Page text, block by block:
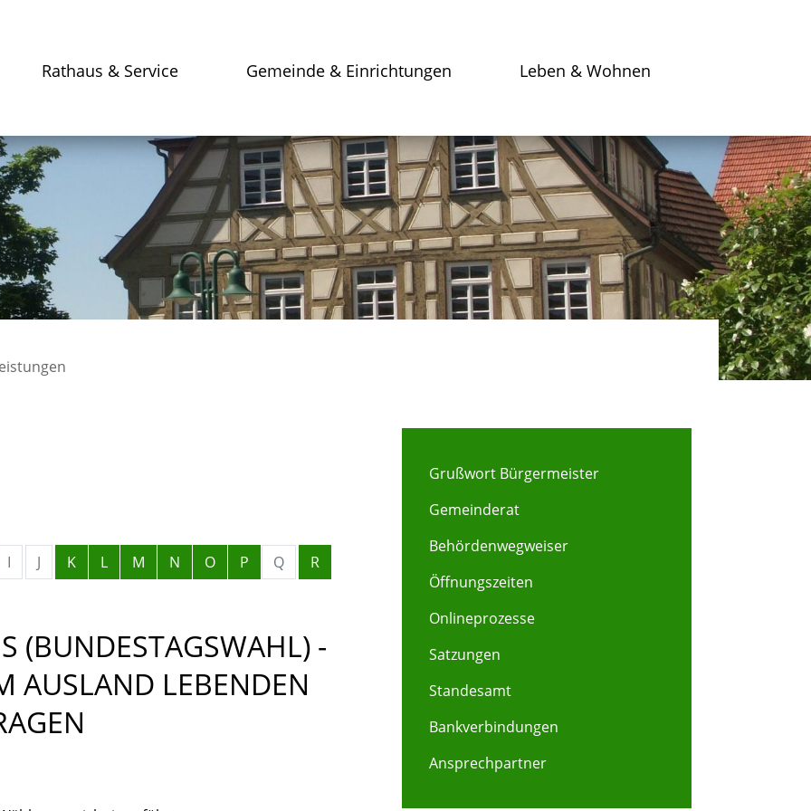
Rathaus & Service Gemeinde & Einrichtungen Leben & Wohnen
I J K L M N O P Q
R
(BUNDESTAGSWAHL) -
AUSLAND LEBENDEN
Grußwort Bürgermeister
Gemeinderat
Behördenwegweiser
Öffnungszeiten
Onlineprozesse
Satzungen
Standesamt
Bankverbindungen
Ansprechpartner